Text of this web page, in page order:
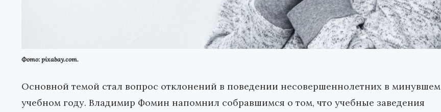
Фото: pixabay.com.
Основной темой стал вопрос отклонений в поведении несовершеннолетних в минувшем
учебном году. Владимир Фомин напомнил собравшимся о том, что учебные заведения